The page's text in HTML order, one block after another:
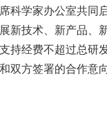
科学家办公室共同
新技术、新产品、
持经费不超过总
双方签署的合作